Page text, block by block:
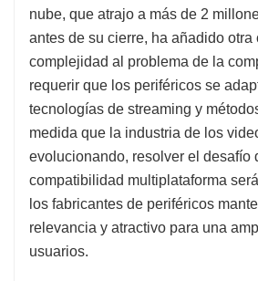
nube, que atrajo a más de 2
antes de su cierre, ha añadido otra
complejidad al problema de la
requerir que los periféricos se
tecnologías de streaming y
medida que la industria de los
evolucionando, resolver el desafío
compatibilidad multiplataforma
los fabricantes de periféricos
relevancia y atractivo para una
usuarios.